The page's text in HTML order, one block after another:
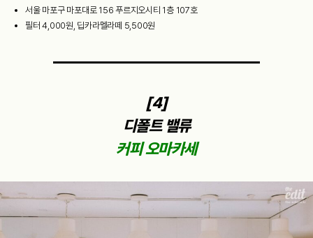
서울 마포구 마포대로 156 푸르지오시티 1층 107호
필터 4,000원, 딥카라멜라떼 5,500원
[4]
디폴트 밸류
커피 오마카세